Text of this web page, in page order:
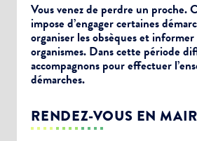
Vous venez de perdre un proche.
impose d’engager certaines
organiser les obsèques et
organismes. Dans cette période
accompagnons pour effectuer
démarches.
RENDEZ-VOUS EN